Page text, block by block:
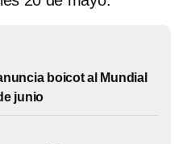
boicot al Mundial
junio